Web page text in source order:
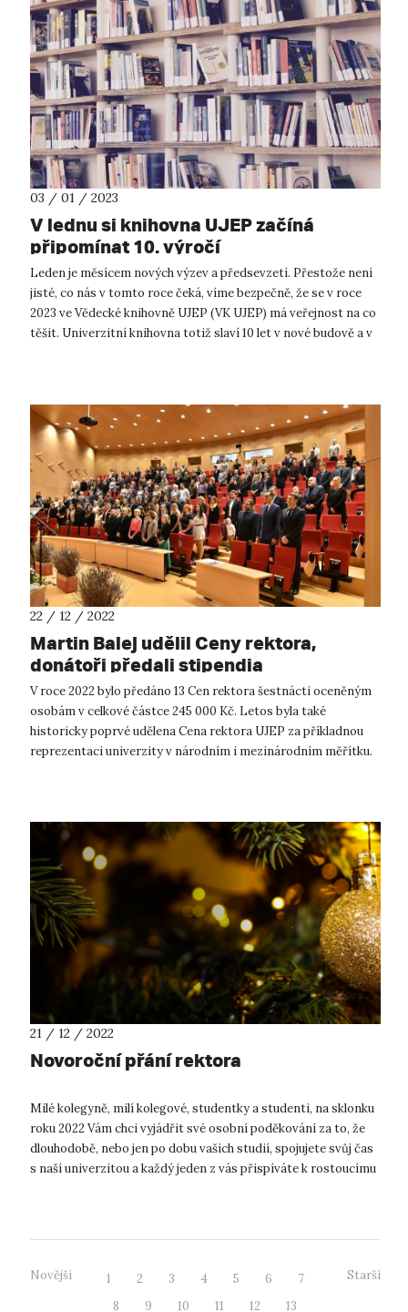
03 / 01 / 2023
V lednu si knihovna UJEP začíná
připomínat 10. výročí
Leden je měsícem nových výzev a předsevzetí. Přestože není
jisté, co nás v tomto roce čeká, víme bezpečně, že se v roce
2023 ve Vědecké knihovně UJEP (VK UJEP) má veřejnost na co
těšit. Univerzitní knihovna totiž slaví 10 let v nové budově a v
22 / 12 / 2022
Martin Balej udělil Ceny rektora,
donátoři předali stipendia
V roce 2022 bylo předáno 13 Cen rektora šestnácti oceněným
osobám v celkové částce 245 000 Kč. Letos byla také
historicky poprvé udělena Cena rektora UJEP za příkladnou
reprezentaci univerzity v národním i mezinárodním měřítku.
21 / 12 / 2022
Novoroční přání rektora
Milé kolegyně, milí kolegové, studentky a studenti, na sklonku
roku 2022 Vám chci vyjádřit své osobní poděkování za to, že
dlouhodobě, nebo jen po dobu vašich studií, spojujete svůj čas
s naší univerzitou a každý jeden z vás přispíváte k rostoucímu
Novější 1 2 3 4 5 6
7
8
9 10 11 12 13
Starší